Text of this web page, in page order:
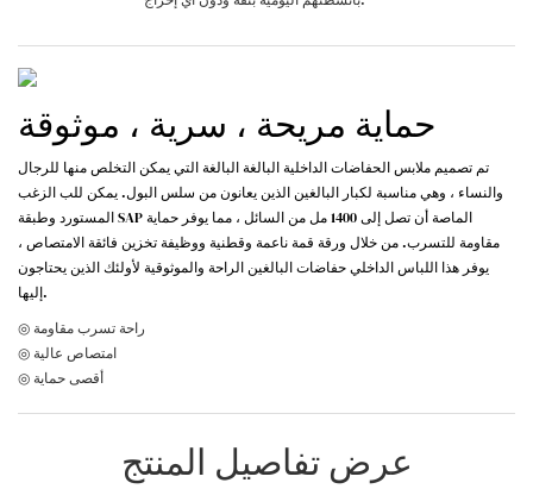
حماية مريحة ، سرية ، موثوقة
تم تصميم ملابس الحفاضات الداخلية البالغة البالغة التي يمكن التخلص منها للرجال
والنساء ، وهي مناسبة لكبار البالغين الذين يعانون من سلس البول. يمكن للب الزغب
المستورد وطبقة SAP الماصة أن تصل إلى 1400 مل من السائل ، مما يوفر حماية
مقاومة للتسرب. من خلال ورقة قمة ناعمة وقطنية ووظيفة تخزين فائقة الامتصاص ،
يوفر هذا اللباس الداخلي حفاضات البالغين الراحة والموثوقية لأولئك الذين يحتاجون
إليها.
◎ راحة تسرب مقاومة
◎ امتصاص عالية
◎ أقصى حماية
عرض تفاصيل المنتج